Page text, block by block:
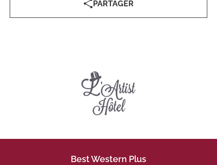
PARTAGER
Best Western Plus